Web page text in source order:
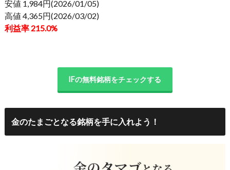
安値 1,984円(2026/01/05)
高値 4,365円(2026/03/02)
利益率 215.0%
IFの無料銘柄をチェックする
金のたまごとなる銘柄を手に入れよう！